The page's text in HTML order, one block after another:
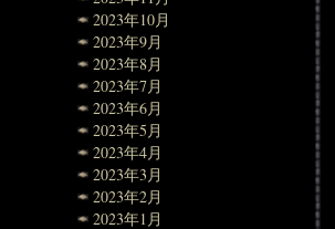
2023年10月
2023年9月
2023年8月
2023年7月
2023年6月
2023年5月
2023年4月
2023年3月
2023年2月
2023年1月